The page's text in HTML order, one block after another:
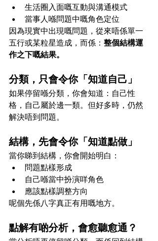
生活圈入面嘅互動與溝通模式
當事人喺問題中嘅角色定位
因為現實中出現嘅問題，從來唔係單一
五行或某粒星造成，而係： 整個結構運
作之下嘅結果。
分類，只會令你「知道自己」
如果停留喺分類，你會知道：自己性
格，自己屬於邊一類。但好多時，仍然
解決唔到問題。
結構，先會令你「知道點做」
當你睇到結構，你會開始明白：
問題點樣形成
自己喺當中扮演咩角色
應該點樣調整方向
呢個先係八字真正有用嘅地方。
點解有啲分析，會愈聽愈通？